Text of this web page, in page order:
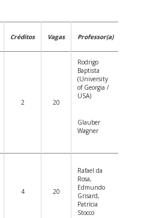
Créditos Vagas Professor(a)
2 20
Rodrigo
Baptista
(University
of Georgia /
USA)
Glauber
Wagner
4 20
Rafael da
Rosa,
Edmundo
Grisard,
Patrícia
Stocco